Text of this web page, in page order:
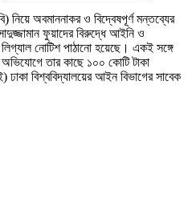
বক্তব্য
:
ঢাকা
নিয়ে অবমাননাকর ও বিদ্বেষপূর্ণ মন্তব্যের
ফুয়াদের বিরুদ্ধে আইনি ও
নোটিশ পাঠানো হয়েছে। একই সঙ্গে
অভিযোগে তার কাছে ১০০ কোটি টাকা
ঢাকা বিশ্ববিদ্যালয়ের আইন বিভাগের সাবেক